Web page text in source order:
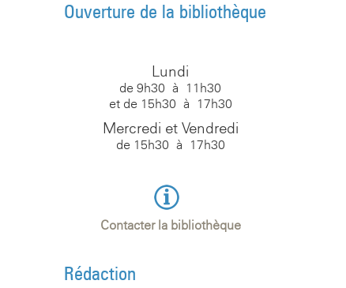
Ouverture de la bibliothèque
Lundi
de 9h30 à 11h30
et de 15h30 à 17h30
Mercredi et Vendredi
de 15h30 à 17h30
Contacter la bibliothèque
Rédaction